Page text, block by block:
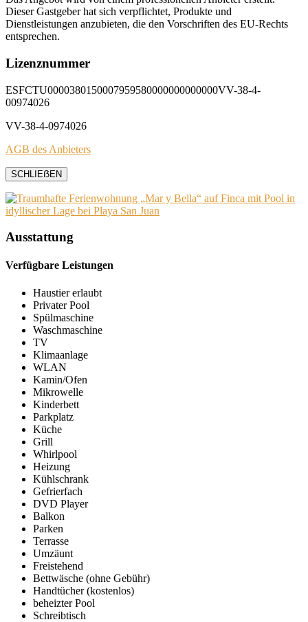
Dieser Gastgeber hat sich verpflichtet, Produkte und
Dienstleistungen anzubieten, die den Vorschriften des EU-Rechts
entsprechen.
Lizenznummer
ESFCTU0000380150007959580000000000000VV-38-4-
00974026
VV-38-4-0974026
AGB des Anbieters
SCHLIEẞEN
Ausstattung
Verfügbare Leistungen
Haustier erlaubt
Privater Pool
Spülmaschine
Waschmaschine
TV
Klimaanlage
WLAN
Kamin/Ofen
Mikrowelle
Kinderbett
Parkplatz
Küche
Grill
Whirlpool
Heizung
Kühlschrank
Gefrierfach
DVD Player
Balkon
Parken
Terrasse
Umzäunt
Freistehend
Bettwäsche (ohne Gebühr)
Handtücher (kostenlos)
beheizter Pool
Schreibtisch